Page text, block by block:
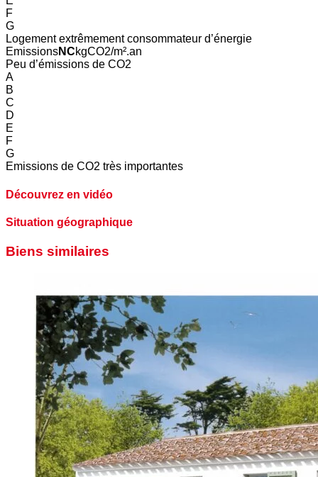
F
G
Logement extrêmement consommateur d’énergie
EmissionsNCkgCO2/m².an
Peu d’émissions de CO2
A
B
C
D
E
F
G
Emissions de CO2 très importantes
Découvrez en vidéo
Situation géographique
Biens similaires